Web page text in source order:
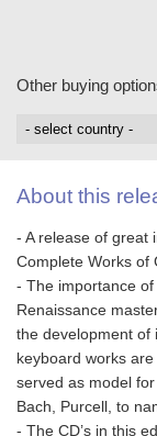
Other buying
About this
- A release of great
Complete Works of
- The importance
Renaissance
the development of
keyboard works
served as model
Bach, Purcell, to
- The CD’s in this